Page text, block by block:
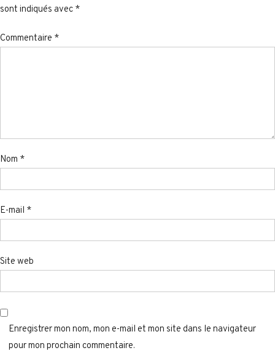
sont indiqués avec *
Commentaire *
Nom *
E-mail *
Site web
Enregistrer mon nom, mon e-mail et mon site dans le navigateur
pour mon prochain commentaire.